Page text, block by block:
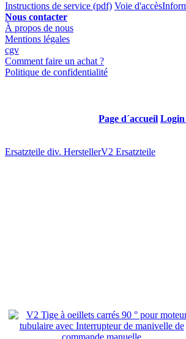
Instructions de service (pdf) Voie d'accès
Nous contacter
À propos de nous
Mentions légales
cgv
Comment faire un achat ?
Politique de confidentialité
Page d´accueil Login
Ersatzteile div. HerstellerV2 Ersatzteile